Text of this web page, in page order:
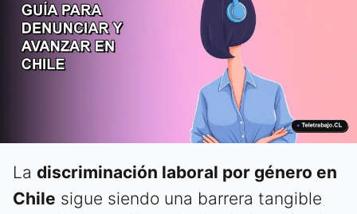
La discriminación laboral por género en
Chile sigue siendo una barrera tangible